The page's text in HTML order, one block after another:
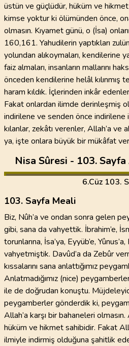
üstün ve güçlüdür, hüküm ve
kimse yoktur ki ölümünden önce,
olmasın. Kıyamet günü, o (İsa)
160,161. Yahudilerin yaptıkları
yolundan alıkoymaları, kendilerine
faiz almaları, insanların mallarını
önceden kendilerine helâl kılınmış
haram kıldık. İçlerinden inkâr
Fakat onlardan ilimde derinleşmiş
indirilene ve senden önce indirilene
kılanlar, zekâtı verenler, Allah’a ve
ya, işte onlara büyük bir mükâfat
Nisa Sûresi - 103.
6.Cüz 103.
103. Sayfa Meali
Biz, Nûh’a ve ondan sonra gelen
gibi, sana da vahyettik. İbrahim’e,
torunlarına, İsa’ya, Eyyüb’e,
vahyetmiştik. Davûd’a da Zebûr
kıssalarını sana anlattığımız
Anlatmadığımız (nice)
ile de doğrudan konuştu.
peygamberler gönderdik ki,
Allah’a karşı bir bahaneleri
hüküm ve hikmet sahibidir. Fakat
ilmiyle indirmiş olduğuna şahitlik